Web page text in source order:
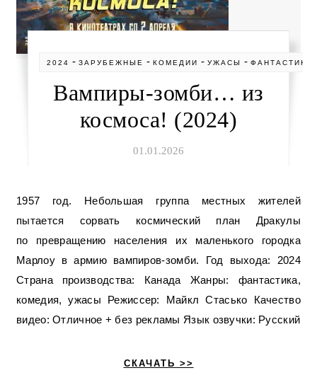
2024 -ЗАРУБЕЖНЫЕ -КОМЕДИИ -УЖАСЫ -ФАНТАСТИКА
Вампиры-зомби… из
космоса! (2024)
01.01.2026
1957 год. Небольшая группа местных жителей
пытается сорвать космический план Дракулы
по превращению населения их маленького городка
Марлоу в армию вампиров-зомби. Год выхода: 2024
Страна производства: Канада Жанры: фантастика,
комедия, ужасы Режиссер: Майкл Стасько Качество
видео: Отличное + без рекламы Язык озвучки: Русский
СКАЧАТЬ >>